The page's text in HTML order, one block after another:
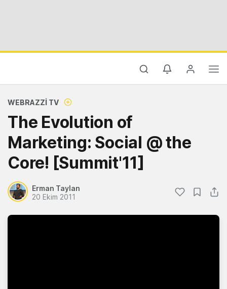
WEBRAZZI TV
The Evolution of
Marketing: Social @ the
Core! [Summit'11]
Erman Taylan
20 Ekim 2011